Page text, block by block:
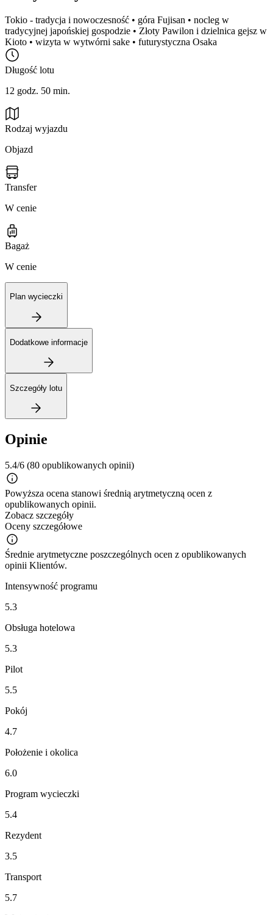
Tokio - tradycja i nowoczesność • góra Fujisan • nocleg w
tradycyjnej japońskiej gospodzie • Złoty Pawilon i dzielnica gejsz w
Kioto • wizyta w wytwórni sake • futurystyczna Osaka
Długość lotu
12 godz. 50 min.
Rodzaj wyjazdu
Objazd
Transfer
W cenie
Bagaż
W cenie
Plan wycieczki
Dodatkowe informacje
Szczegóły lotu
Opinie
5.4/6 (80 opublikowanych opinii)
Powyższa ocena stanowi średnią arytmetyczną ocen z
opublikowanych opinii.
Zobacz szczegóły
Oceny szczegółowe
Średnie arytmetyczne poszczególnych ocen z opublikowanych
opinii Klientów.
Intensywność programu
5.3
Obsługa hotelowa
5.3
Pilot
5.5
Pokój
4.7
Położenie i okolica
6.0
Program wycieczki
5.4
Rezydent
3.5
Transport
5.7